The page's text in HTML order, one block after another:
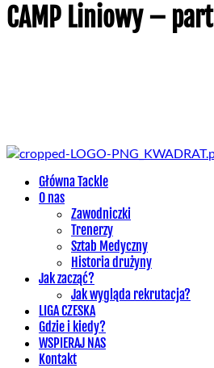
CAMP Liniowy –
Główna Tackle
O nas
Zawodniczki
Trenerzy
Sztab Medyczny
Historia drużyny
Jak zacząć?
Jak wygląda rekrutacja?
LIGA CZESKA
Gdzie i kiedy?
WSPIERAJ NAS
Kontakt